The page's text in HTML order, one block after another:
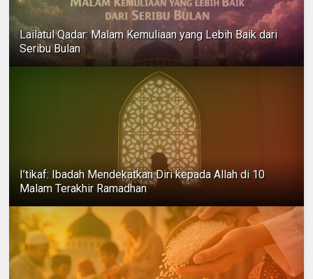
Lailatul Qadar: Malam Kemuliaan yang Lebih Baik dari
Seribu Bulan
I’tikaf: Ibadah Mendekatkan Diri kepada Allah di 10
Malam Terakhir Ramadhan